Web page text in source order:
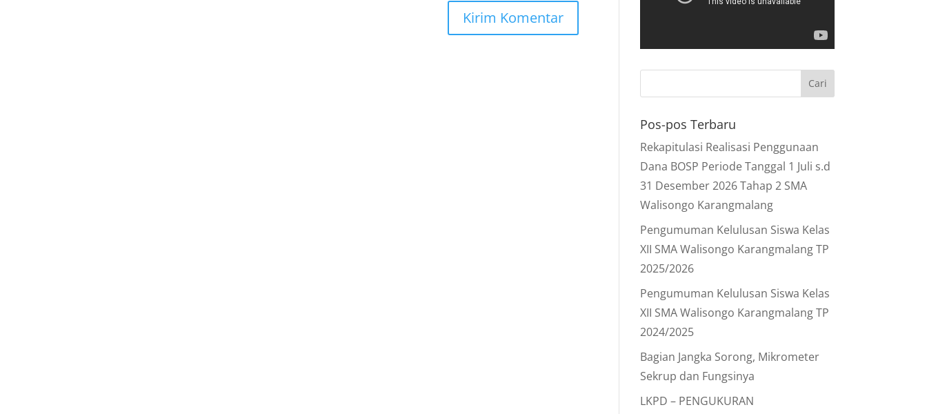
Pos-pos Terbaru
Rekapitulasi Realisasi Penggunaan
Dana BOSP Periode Tanggal 1 Juli s.d
31 Desember 2026 Tahap 2 SMA
Walisongo Karangmalang
Pengumuman Kelulusan Siswa Kelas
XII SMA Walisongo Karangmalang TP
2025/2026
Pengumuman Kelulusan Siswa Kelas
XII SMA Walisongo Karangmalang TP
2024/2025
Bagian Jangka Sorong, Mikrometer
Sekrup dan Fungsinya
LKPD – PENGUKURAN